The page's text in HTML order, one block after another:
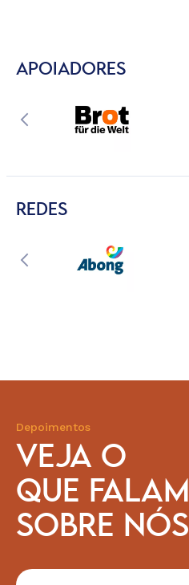
APOIADORES
REDES
Depoimentos
VEJA O
QUE FALAM
SOBRE NÓS